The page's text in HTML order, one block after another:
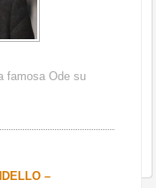
famosa Ode su
–